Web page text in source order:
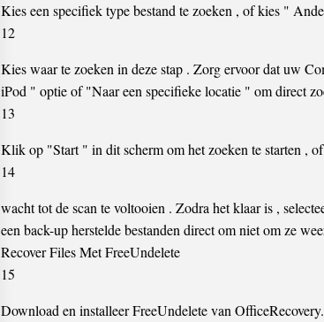
Kies een specifiek type bestand te zoeken , of kies "
12
Kies waar te zoeken in deze stap . Zorg ervoor dat uw
iPod " optie of "Naar een specifieke locatie " om direct
13
Klik op "Start " in dit scherm om het zoeken te starten ,
14
wacht tot de scan te voltooien . Zodra het klaar is ,
een back-up herstelde bestanden direct om niet om ze
Recover Files Met FreeUndelete
15
Download en installeer FreeUndelete van